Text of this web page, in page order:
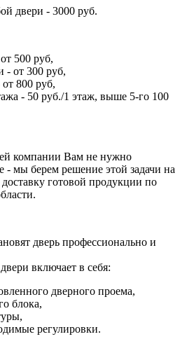
двери - 3000 руб.
500 руб,
- от 300 руб,
800 руб,
- 50 руб./1 этаж, выше 5-го 100
компании Вам не нужно
- мы берем решение этой задачи на
готовой продукции по
дверь профессионально и
включает в себя:
дверного проема,
блока,
регулировки.